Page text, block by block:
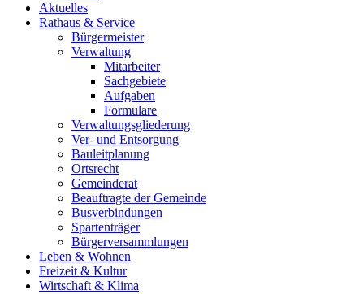
Aktuelles
Rathaus & Service
Bürgermeister
Verwaltung
Mitarbeiter
Sachgebiete
Aufgaben
Formulare
Verwaltungsgliederung
Ver- und Entsorgung
Bauleitplanung
Ortsrecht
Gemeinderat
Beauftragte der Gemeinde
Busverbindungen
Spartenträger
Bürgerversammlungen
Leben & Wohnen
Freizeit & Kultur
Wirtschaft & Klima